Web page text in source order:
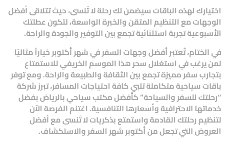
اختيارك لهذه الباقات سيضمن لك رحلة لا تُنسى، حيث تتلاقى أفضل
الوجهات مع التنظيم المتقن والخبرة الواسعة، لتكون عطلتك
الأسبوعية تجربة استثنائية تجمع بين التوفير والجودة والراحة.
في الختام، تُعتبرأفضل وجهات السفر في شهر أكتوبرخياراً مثاليًا
لمن يرغب في استغلال سحر هذا الموسم الخريفي للاستمتاع
بتجارب سفر مميزة تجمع بين الثقافة والطبيعة والراحة. ومع توفر
باقات سياحية متكاملة تلبي كافة احتياجات المسافر، تبرز شركة
“رحلتك للسفر والسياحة” كأفضل مكتب سياحي بالرياض بفضل
خدماتها الاحترافية وأسعارها التنافسية. اغتنم الفرصة الآن
لتنظيم رحلتك القادمة واستمتع بذكريات لا تُنسى مع أفضل
العروض التي تجعل من أكتوبر شهر السفر والاستكشاف.